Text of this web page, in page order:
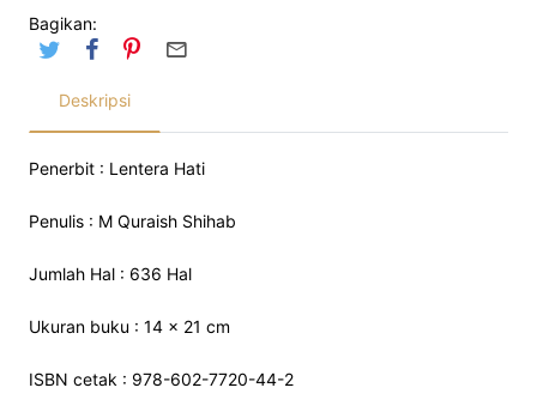
Bagikan:
Deskripsi
Penerbit : Lentera Hati
Penulis : M Quraish Shihab
Jumlah Hal : 636 Hal
Ukuran buku : 14 x 21 cm
ISBN cetak : 978-602-7720-44-2